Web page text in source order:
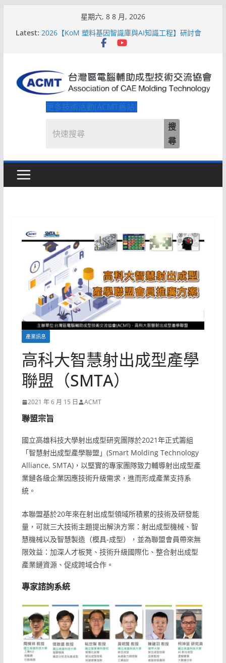
星期六, 8 8 月, 2026
Latest: 2026【KoM 塑料基因智識庫與AI知識工程】研討會
【培訓課程】【ACMT Ｔ零量產】模具估報價：貫穿
具展重磅登場
ACMT打造「Smart Molding 模塑智造平台」主題館
更多技術活動(ACMT舊站)
搜
尋
產業訊息
高科大智慧射出成型產學
聯盟（SMTA）
2021 年 6 月 15 日 ACMT
聯盟宗旨
國立高雄科技大學射出成型研究團隊於2021年正式籌組
「智慧射出成型產學聯盟」(Smart Molding Technology
Alliance, SMTA)，以堅實的專家團隊致力輔導射出成型產
業鏈各級企業因應技術升級需求，進而形成產業支持系
統。
本聯盟基於20年來在射出成型領域所積累的技術及研發能
量，可就三大技術主題提出解決方案：射出成型機械、智
慧機械以及智慧製造（模具-成型），並為聯盟會員帶來無
限效益：加深人才板凳、技術升級國際化、整合射出成型
產業鏈資源、促成跨域合作。
專家諮詢系統